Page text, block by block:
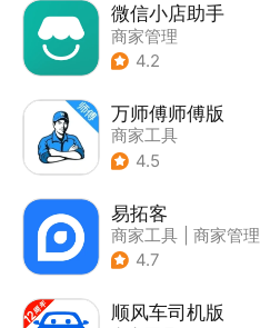
微信小店助手
商家管理
4.2
万师傅师傅版
商家工具
4.5
易拓客
商家工具
商家管理
4.7
顺风车司机版